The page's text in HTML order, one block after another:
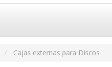
Cajas externas para Discos